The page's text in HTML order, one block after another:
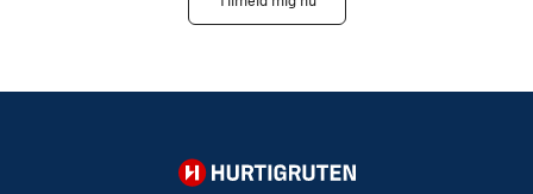
Hurtigruten